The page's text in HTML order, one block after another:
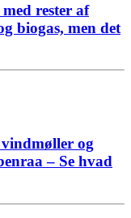
rester af
biogas, men det
og
– Se hvad